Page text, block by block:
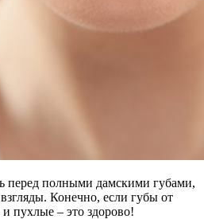
перед полными дамскими губами,
Конечно, если губы от
пухлые – это здорово!